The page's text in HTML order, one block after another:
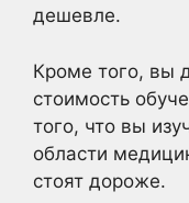
дешевле.
Кроме того, вы
стоимость
того, что вы
области
стоят дороже.